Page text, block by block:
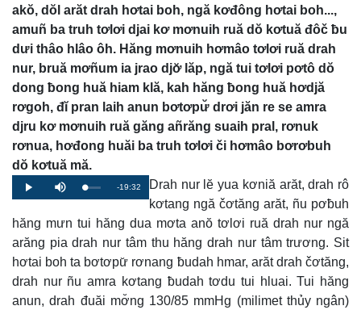
akŏ, dŏl arăt drah hơtai boh, ngă kơđông hơtai boh...,
amuñ ba truh tơlơi djai kơ mơnuih ruă dŏ kơtuă đôč ƀu
dưi thâo hlâo ôh. Hăng mơnuih hơmâo tơlơi ruă drah
nur, bruă mơñum ia jrao djơ̆ lăp, ngă tui tơlơi pơtô dŏ
dong ƀong huă hiam klă, kah hăng ƀong huă hơdjă
rơgoh, đĭ pran laih anun bơtơpư̆ drơi jăn re se amra
djru kơ mơnuih ruă găng añrăng suaih pral, rơnuk
rơnua, hơđong huăi ba truh tơlơi či hơmâo bơrơbuh
dŏ kơtuă mă.
Play Mute Loaded
0%
Progress
0%
Remaining
-19:32
Drah nur lĕ yua kơniă arăt, drah rô
kơtang ngă čơtăng arăt, ñu pơƀuh
hăng mưn tui hăng dua mơta anŏ tơlơi ruă drah nur ngă
arăng pia drah nur tâm thu hăng drah nur tâm trương. Sit
hơtai boh ta bơtơpư̆ rơnang ƀudah hmar, arăt drah čơtăng,
drah nur ñu amra kơtang ƀudah tơdu tui hluai. Tui hăng
anun, drah đuăi mơ̆ng 130/85 mmHg (milimet thủy ngân)